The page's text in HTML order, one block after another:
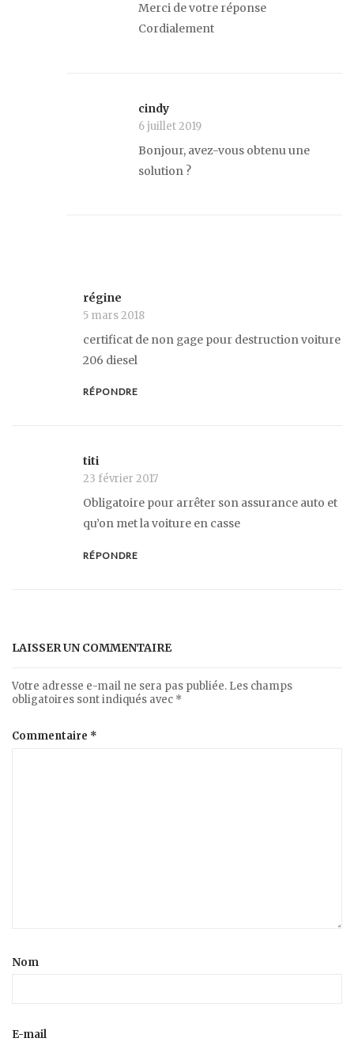
Merci de votre réponse
Cordialement
cindy
6 juillet 2019
Bonjour, avez-vous obtenu une
solution ?
régine
5 mars 2018
certificat de non gage pour destruction voiture
206 diesel
RÉPONDRE
titi
23 février 2017
Obligatoire pour arrêter son assurance auto et
qu’on met la voiture en casse
RÉPONDRE
LAISSER UN COMMENTAIRE
Votre adresse e-mail ne sera pas publiée. Les champs
obligatoires sont indiqués avec *
Commentaire *
Nom
E-mail